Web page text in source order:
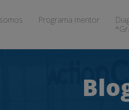
Programa mentor